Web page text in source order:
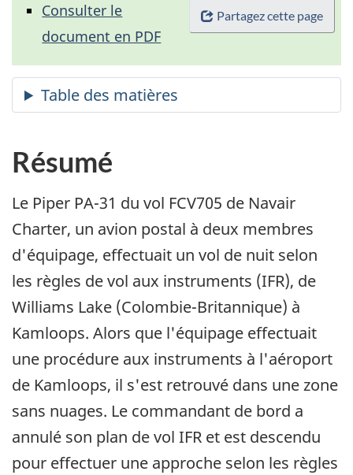
Partagez cette page
Consulter le
document en PDF
Résumé
Le Piper PA-31 du vol FCV705 de Navair
Charter, un avion postal à deux membres
d'équipage, effectuait un vol de nuit selon
les règles de vol aux instruments (IFR), de
Williams Lake (Colombie-Britannique) à
Kamloops. Alors que l'équipage effectuait
une procédure aux instruments à l'aéroport
de Kamloops, il s'est retrouvé dans une zone
sans nuages. Le commandant de bord a
annulé son plan de vol IFR et est descendu
pour effectuer une approche selon les règles